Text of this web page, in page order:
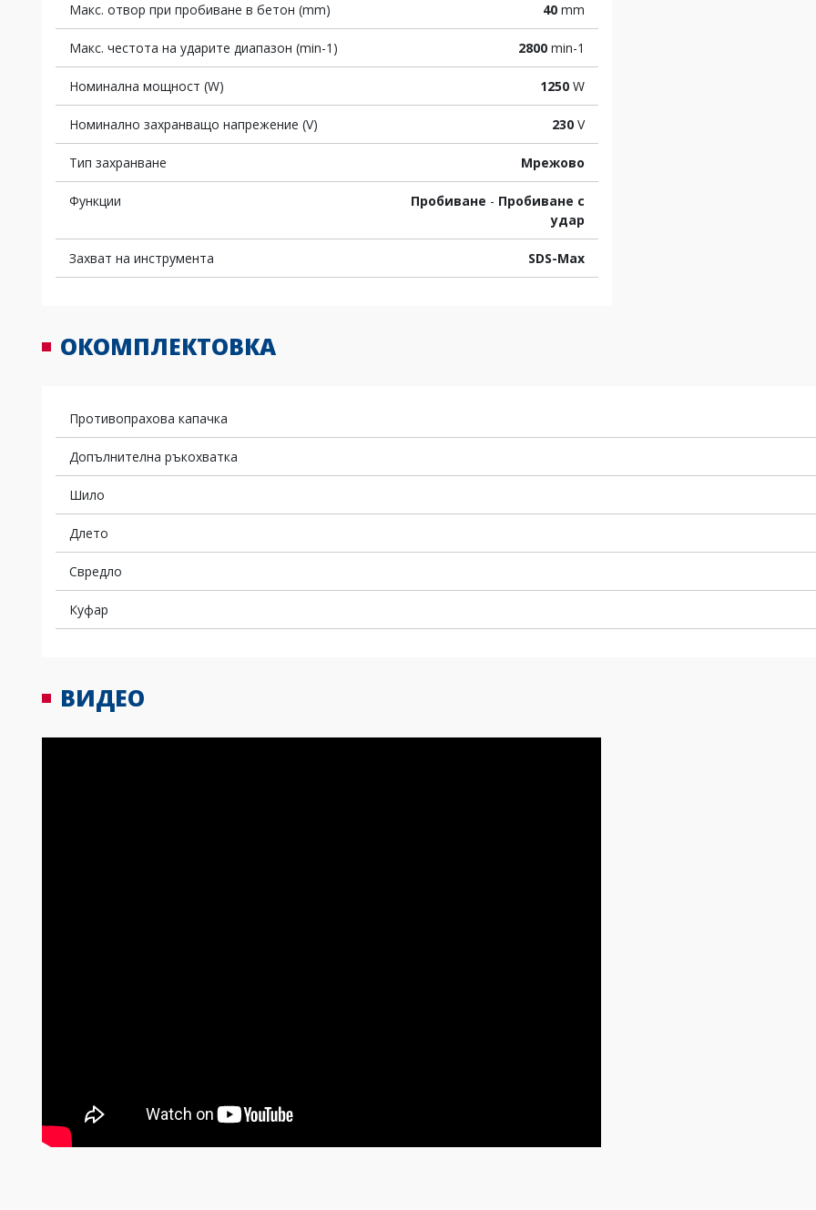
Макс. отвор при пробиване в бетон (mm) 40mm
Макс. честота на ударите диапазон (min-1) 2800min-1
Номинална мощност (W) 1250W
Номинално захранващо напрежение (V) 230V
Тип захранване Мрежово
Функции Пробиване - Пробиване с
удар
Захват на инструмента SDS-Max
ОКОМПЛЕКТОВКА
Противопрахова капачка
Допълнителна ръкохватка
Шило
Длето
Свредло
Куфар
ВИДЕО